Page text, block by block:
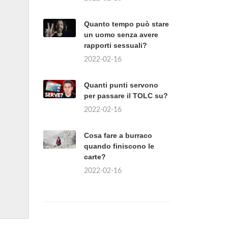
Quanto tempo può stare
un uomo senza avere
rapporti sessuali?
2022-02-16
Quanti punti servono
per passare il TOLC su?
2022-02-16
Cosa fare a burraco
quando finiscono le
carte?
2022-02-16